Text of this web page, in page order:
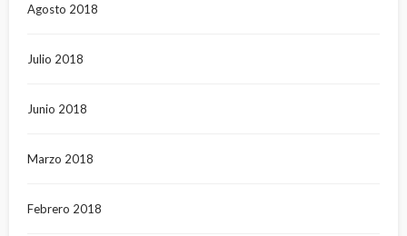
Agosto 2018
Julio 2018
Junio 2018
Marzo 2018
Febrero 2018